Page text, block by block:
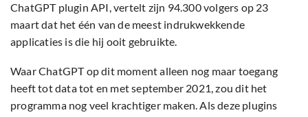
ChatGPT plugin API, vertelt zijn 94.300 volgers op 23
maart dat het één van de meest indrukwekkende
applicaties is die hij ooit gebruikte.
Waar ChatGPT op dit moment alleen nog maar toegang
heeft tot data tot en met september 2021, zou dit het
programma nog veel krachtiger maken. Als deze plugins